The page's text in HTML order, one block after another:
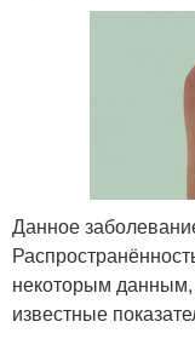
Данное
некоторым
известные